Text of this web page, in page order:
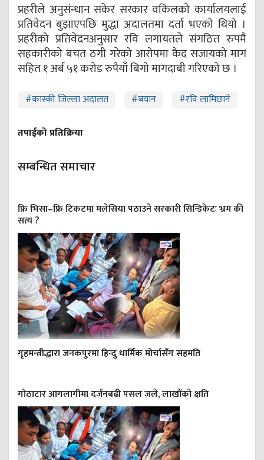
प्रहरीले अनुसंन्धान सकेर सरकार वकिलको कार्यालयलाई
प्रतिवेदन बुझाएपछि मुद्धा अदालतमा दर्ता भएको थियो ।
प्रहरीको प्रतिवेदनअनुसार रवि लगायतले संगठित रुपमै
सहकारीको बचत ठगी गरेको आरोपमा कैद सजायको माग
सहित १ अर्ब ५१ करोड रुपैयाँ बिगो मागदाबी गरिएको छ ।
#कास्की जिल्ला अदालत #बयान #रवि लामिछाने
तपाईको प्रतिक्रिया
सम्बन्धित समाचार
फ्रि भिसा–फ्रि टिकटमा मलेसिया पठाउने सरकारी सिन्डिकेटः भ्रम की
सत्य ?
गृहमन्त्रीद्धारा जनकपुरमा हिन्दु धार्मिक मोर्चासँग सहमति
गोठाटार आगलागीमा दर्जनबढी पसल जले, लाखौंको क्षति